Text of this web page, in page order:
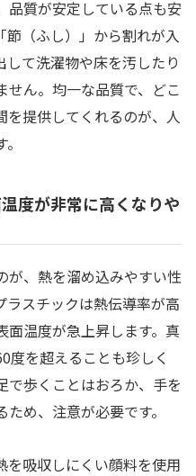
品質が安定している点も安
（ふし）」から割れが入
て洗濯物や床を汚したり
せん。均一な品質で、どこ
を提供してくれるのが、人
度が非常に高くなりや
が、熱を溜め込みやすい性
スチックは熱伝導率が高
面温度が急上昇します。真
度を超えることも珍しく
で歩くことはおろか、手を
め、注意が必要です。
を吸収しにくい顔料を使用